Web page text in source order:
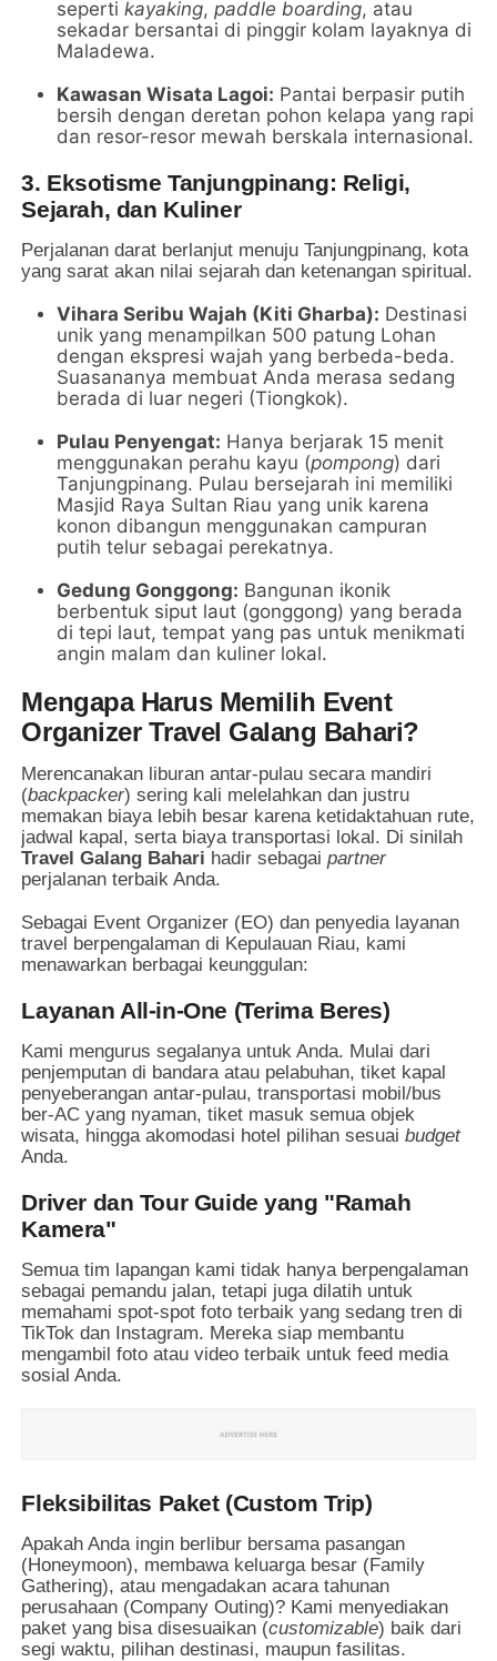
sepertikayaking,paddle boarding, atau
sekadar bersantai di pinggir kolam layaknya di
Maladewa.
Kawasan Wisata Lagoi: Pantai berpasir putih
bersih dengan deretan pohon kelapa yang rapi
dan resor-resor mewah berskala internasional.
3. Eksotisme Tanjungpinang: Religi,
Sejarah, dan Kuliner
Perjalanan darat berlanjut menuju Tanjungpinang, kota
yang sarat akan nilai sejarah dan ketenangan spiritual.
Vihara Seribu Wajah (Kiti Gharba): Destinasi
unik yang menampilkan 500 patung Lohan
dengan ekspresi wajah yang berbeda-beda.
Suasananya membuat Anda merasa sedang
berada di luar negeri (Tiongkok).
Pulau Penyengat: Hanya berjarak 15 menit
menggunakan perahu kayu (pompong) dari
Tanjungpinang. Pulau bersejarah ini memiliki
Masjid Raya Sultan Riau yang unik karena
konon dibangun menggunakan campuran
putih telur sebagai perekatnya.
Gedung Gonggong: Bangunan ikonik
berbentuk siput laut (gonggong) yang berada
di tepi laut, tempat yang pas untuk menikmati
angin malam dan kuliner lokal.
Mengapa Harus Memilih Event
Organizer Travel Galang Bahari?
Merencanakan liburan antar-pulau secara mandiri
(backpacker) sering kali melelahkan dan justru
memakan biaya lebih besar karena ketidaktahuan rute,
jadwal kapal, serta biaya transportasi lokal. Di sinilah
Travel Galang Bahari hadir sebagaipartner
perjalanan terbaik Anda.
Sebagai Event Organizer (EO) dan penyedia layanan
travel berpengalaman di Kepulauan Riau, kami
menawarkan berbagai keunggulan:
Layanan All-in-One (Terima Beres)
Kami mengurus segalanya untuk Anda. Mulai dari
penjemputan di bandara atau pelabuhan, tiket kapal
penyeberangan antar-pulau, transportasi mobil/bus
ber-AC yang nyaman, tiket masuk semua objek
wisata, hingga akomodasi hotel pilihan sesuaibudget
Anda.
Driver dan Tour Guide yang "Ramah
Kamera"
Semua tim lapangan kami tidak hanya berpengalaman
sebagai pemandu jalan, tetapi juga dilatih untuk
memahami spot-spot foto terbaik yang sedang tren di
TikTok dan Instagram. Mereka siap membantu
mengambil foto atau video terbaik untuk feed media
sosial Anda.
Fleksibilitas Paket (Custom Trip)
Apakah Anda ingin berlibur bersama pasangan
(Honeymoon), membawa keluarga besar (Family
Gathering), atau mengadakan acara tahunan
perusahaan (Company Outing)? Kami menyediakan
paket yang bisa disesuaikan (customizable) baik dari
segi waktu, pilihan destinasi, maupun fasilitas.